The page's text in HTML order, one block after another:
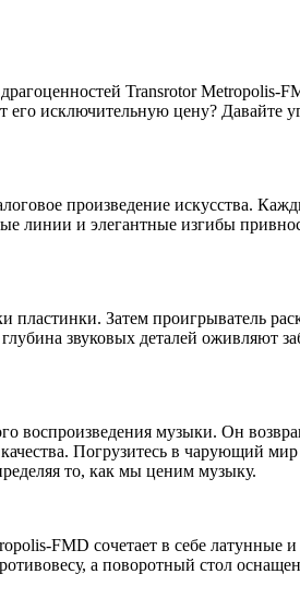
Transrotor Metropolis-
исключительную цену? Давайте
произведение искусства.
линии и элегантные изгибы
пластинки. Затем проигрыватель
звуковых деталей оживляют
воспроизведения музыки. Он
Погрузитесь в чарующий
то, как мы ценим музыку.
FMD сочетает в себе
а поворотный стол